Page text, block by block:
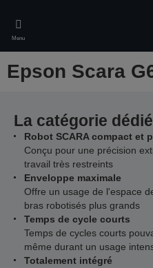
main
content
Menu
Epson Scara
La catégorie
Robot SCARA compact et
Conçu pour une précision
travail très restreints
Enveloppe maximale
Offre un usage de l'espace
bras robotisés plus grands
Temps de cycle courts
Temps de cycles courts
même durant un usage
Totalement intégré